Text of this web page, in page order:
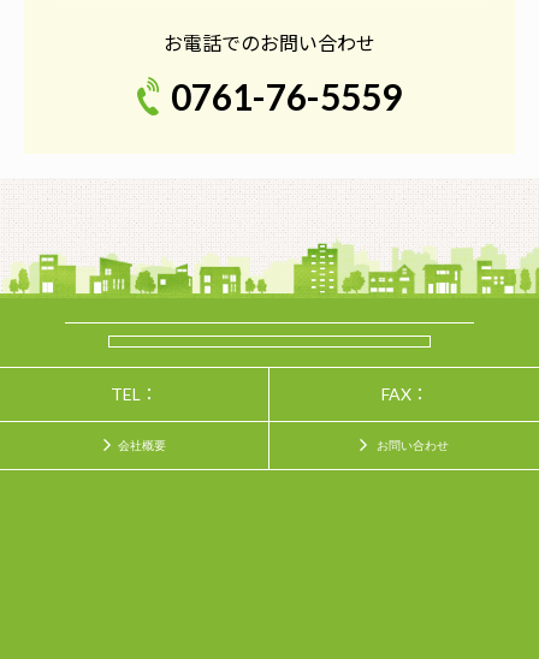
お電話でのお問い合わせ
0761-76-5559
TEL： FAX：
会社概要